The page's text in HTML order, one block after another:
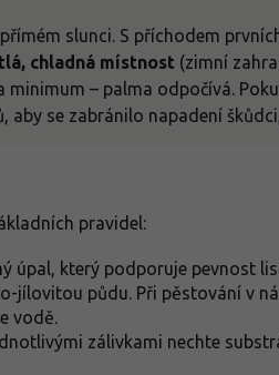
slunci. S příchodem
chladná místnost (zimní
– palma odpočívá.
se zabránilo napadení
pravidel:
úpal, který podporuje pevnost
jílovitou půdu. Při pěstování v
vodě.
zálivkami nechte